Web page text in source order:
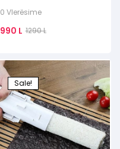
0 Vlerësime
1290L
990 L
Sale!